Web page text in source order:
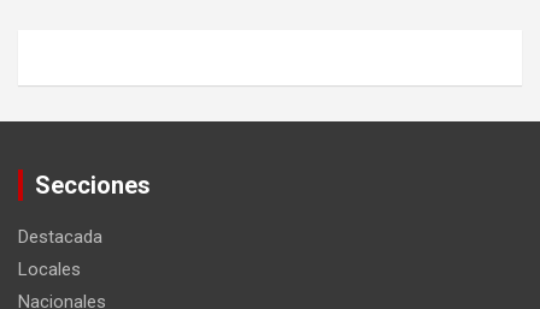
Secciones
Destacada
Locales
Nacionales